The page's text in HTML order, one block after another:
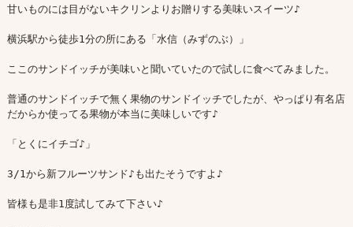
甘いものには目がないキクリンよりお贈りする美味いスイーツ♪
横浜駅から徒歩1分の所にある「水信（みずのぶ）」
ここのサンドイッチが美味いと聞いていたので試しに食べてみました。
普通のサンドイッチで無く果物のサンドイッチでしたが、やっぱり有名店
だからか使ってる果物が本当に美味しいです♪
「とくにイチゴ♪」
3/1から新フルーツサンド♪も出たそうですよ♪
皆様も是非1度試してみて下さい♪